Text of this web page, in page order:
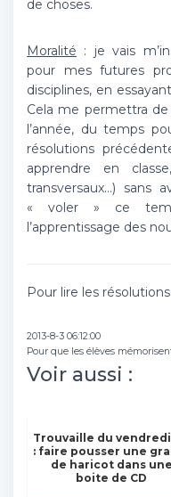
de choses.
Moralité : je vais
pour mes futures
disciplines, en
Cela me permettra
l’année, du temps
résolutions
apprendre en
transversaux…) sans
« voler » ce
l’apprentissage des
Pour lire les
2013-8-3 06:12:00
Pour que les élèves
Voir aussi :
Trouvaille du
: faire pousser une
de haricot dans une
boite de CD